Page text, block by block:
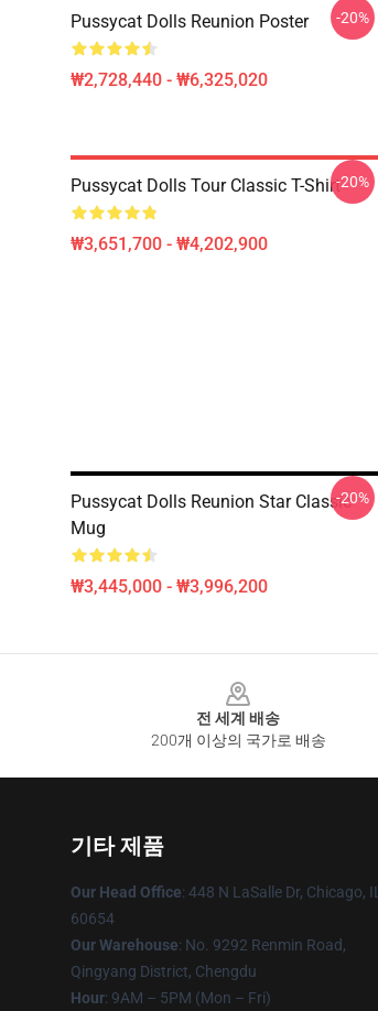
Pussycat Dolls Reunion Poster
₩2,728,440 - ₩6,325,020
-20%
Pussycat Dolls Tour Classic T-Shirt
₩3,651,700 - ₩4,202,900
-20%
Pussycat Dolls Reunion Star Classic
Mug
₩3,445,000 - ₩3,996,200
-20%
전 세계 배송
200개 이상의 국가로 배송
기타 제품
Our Head Office: 448 N LaSalle Dr, Chicago, IL
60654
Our Warehouse: No. 9292 Renmin Road,
Qingyang District, Chengdu
Hour: 9AM – 5PM (Mon – Fri)